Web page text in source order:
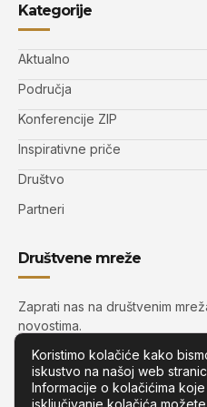
Kategorije
Aktualno
Područja
Konferencije ZIP
Inspirativne priče
Društvo
Partneri
Društvene mreže
Zaprati nas na društvenim
novostima.
Koristimo kolačiće kako
iskustvo na našoj web
Informacije o kolačićima
isključivanje kolačića